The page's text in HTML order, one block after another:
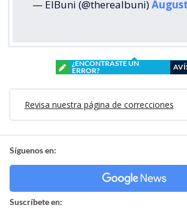
— ElBuni (@therealbuni)
¿ENCONTRASTE UN
ERROR?
Revisa nuestra página de correcciones
Síguenos en:
Suscríbete en: